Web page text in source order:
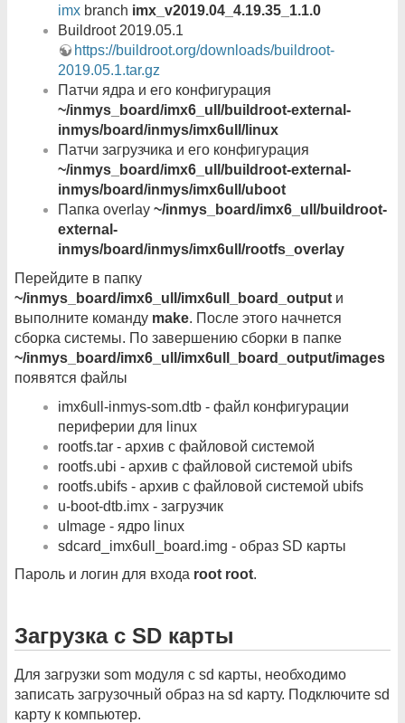
imx branch imx_v2019.04_4.19.35_1.1.0
Buildroot 2019.05.1
https://buildroot.org/downloads/buildroot-
2019.05.1.tar.gz
Патчи ядра и его конфигурация
~/inmys_board/imx6_ull/buildroot-external-
inmys/board/inmys/imx6ull/linux
Патчи загрузчика и его конфигурация
~/inmys_board/imx6_ull/buildroot-external-
inmys/board/inmys/imx6ull/uboot
Папка overlay ~/inmys_board/imx6_ull/buildroot-
external-
inmys/board/inmys/imx6ull/rootfs_overlay
Перейдите в папку
~/inmys_board/imx6_ull/imx6ull_board_output и
выполните команду make. После этого начнется
сборка системы. По завершению сборки в папке
~/inmys_board/imx6_ull/imx6ull_board_output/images
появятся файлы
imx6ull-inmys-som.dtb - файл конфигурации
периферии для linux
rootfs.tar - архив с файловой системой
rootfs.ubi - архив с файловой системой ubifs
rootfs.ubifs - архив с файловой системой ubifs
u-boot-dtb.imx - загрузчик
uImage - ядро linux
sdcard_imx6ull_board.img - образ SD карты
Пароль и логин для входа root root.
Загрузка с SD карты
Для загрузки som модуля с sd карты, необходимо
записать загрузочный образ на sd карту. Подключите sd
карту к компьютер.